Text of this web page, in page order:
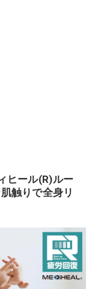
ヒール(R)ルー
触りで全身リ